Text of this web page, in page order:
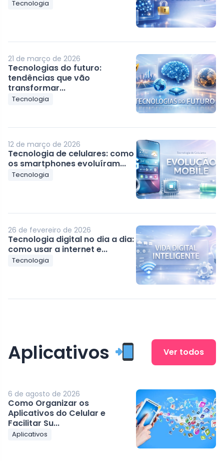
Tecnologia
21 de março de 2026
Tecnologias do futuro:
tendências que vão
transformar...
Tecnologia
12 de março de 2026
Tecnologia de celulares: como
os smartphones evoluíram...
Tecnologia
26 de fevereiro de 2026
Tecnologia digital no dia a dia:
como usar a internet e...
Tecnologia
Aplicativos Ver todos
6 de agosto de 2026
Como Organizar os
Aplicativos do Celular e
Facilitar Su...
Aplicativos